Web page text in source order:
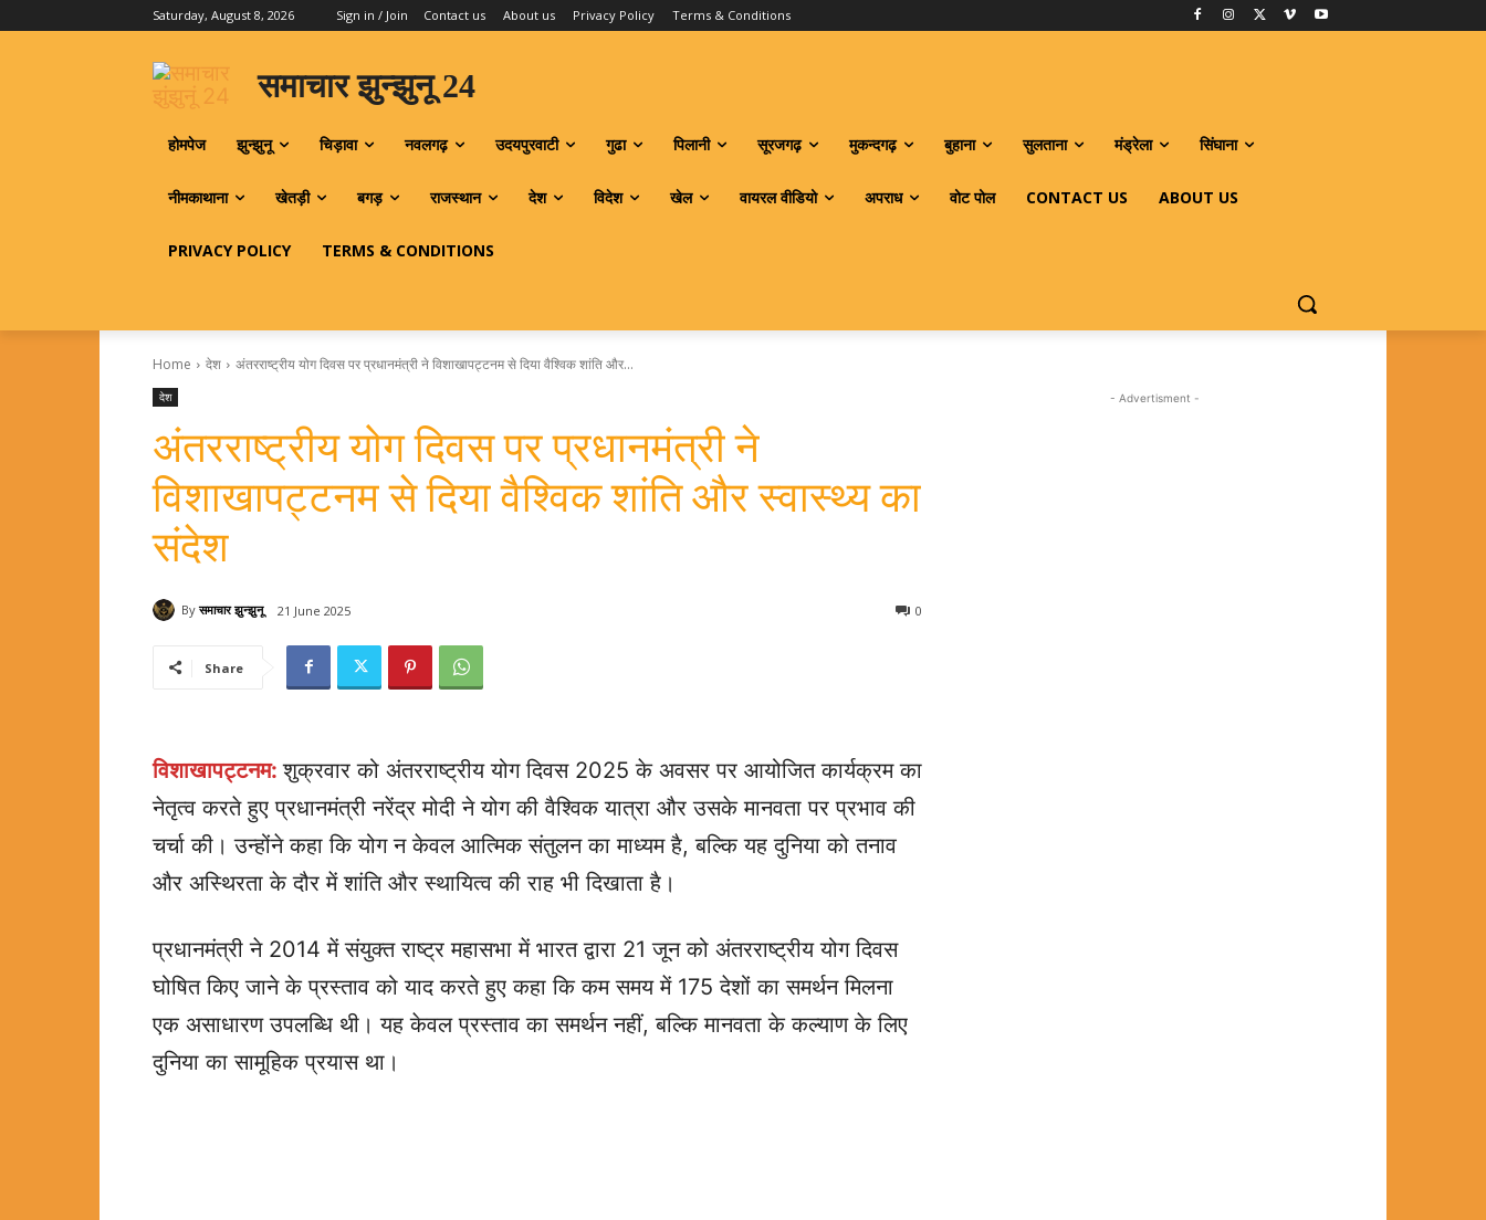
Saturday, August 8, 2026 Sign in / Join Contact us About us Privacy Policy Terms & Conditions
समाचार झुन्झुनू 24
होमपेज झुन्झुनू चिड़ावा नवलगढ़ उदयपुरवाटी गुढा पिलानी सूरजगढ़ मुकन्दगढ़ बुहाना सुलताना मंड्रेला सिंघाना
नीमकाथाना खेतड़ी बगड़ राजस्थान देश विदेश खेल वायरल वीडियो अपराध वोट पोल CONTACT US ABOUT US
PRIVACY POLICY TERMS & CONDITIONS
Home देश अंतरराष्ट्रीय योग दिवस पर प्रधानमंत्री ने विशाखापट्टनम से दिया वैश्विक शांति और...
देश
अंतरराष्ट्रीय योग दिवस पर प्रधानमंत्री ने
विशाखापट्टनम से दिया वैश्विक शांति और स्वास्थ्य का
संदेश
By समाचार झुन्झुनू 21 June 2025 0
Share
विशाखापट्टनम:शुक्रवार को अंतरराष्ट्रीय योग दिवस 2025 के अवसर पर आयोजित कार्यक्रम का
नेतृत्व करते हुए प्रधानमंत्री नरेंद्र मोदी ने योग की वैश्विक यात्रा और उसके मानवता पर प्रभाव की
चर्चा की। उन्होंने कहा कि योग न केवल आत्मिक संतुलन का माध्यम है, बल्कि यह दुनिया को तनाव
और अस्थिरता के दौर में शांति और स्थायित्व की राह भी दिखाता है।
प्रधानमंत्री ने 2014 में संयुक्त राष्ट्र महासभा में भारत द्वारा 21 जून को अंतरराष्ट्रीय योग दिवस
घोषित किए जाने के प्रस्ताव को याद करते हुए कहा कि कम समय में 175 देशों का समर्थन मिलना
एक असाधारण उपलब्धि थी। यह केवल प्रस्ताव का समर्थन नहीं, बल्कि मानवता के कल्याण के लिए
दुनिया का सामूहिक प्रयास था।
- Advertisment -